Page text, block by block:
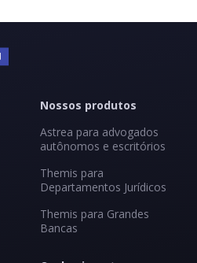
Nossos produtos
Astrea para advogados
autônomos e escritórios
Themis para
Departamentos Jurídicos
Themis para Grandes
Bancas